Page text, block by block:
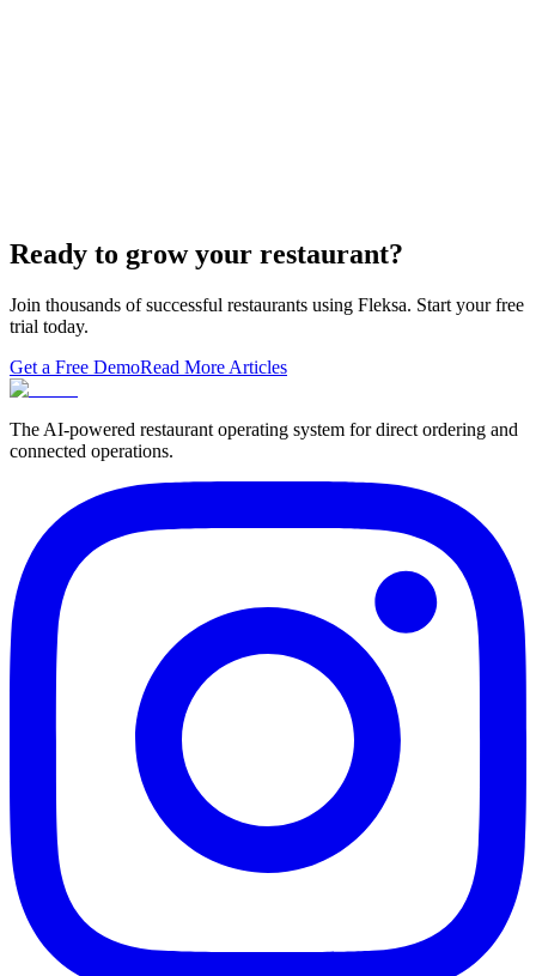
Ready to grow your restaurant?
Join thousands of successful restaurants using Fleksa. Start your free
trial today.
Get a Free DemoRead More Articles
The AI-powered restaurant operating system for direct ordering and
connected operations.